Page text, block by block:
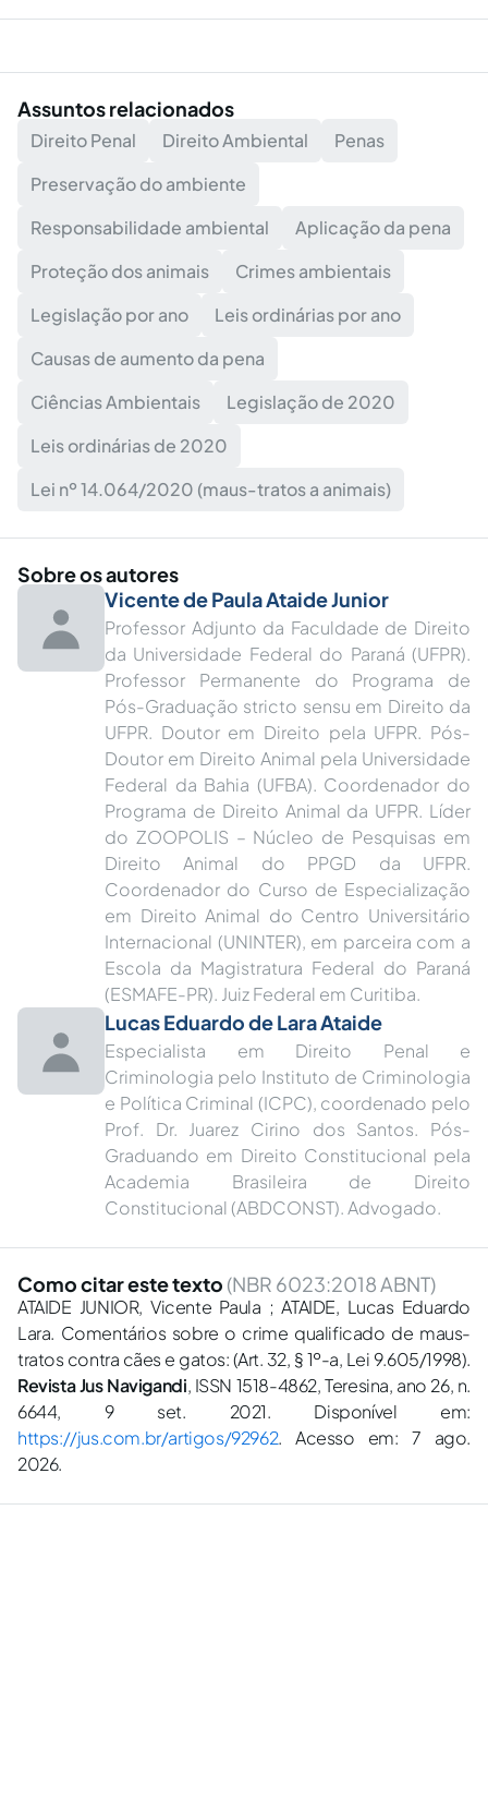
Assuntos relacionados
Direito Penal Direito Ambiental
Penas
Preservação do ambiente
Responsabilidade ambiental
Aplicação da pena
Proteção dos animais
Crimes ambientais
Legislação por ano
Leis ordinárias por ano
Causas de aumento da pena
Ciências Ambientais
Legislação de 2020
Leis ordinárias de 2020
Lei nº 14.064/2020 (maus-tratos a animais)
Sobre os autores
Vicente de Paula Ataide Junior
Professor Adjunto da Faculdade de Direito
da Universidade Federal do Paraná (UFPR).
Professor Permanente do Programa de
Pós-Graduação stricto sensu em Direito da
UFPR. Doutor em Direito pela UFPR. Pós-
Doutor em Direito Animal pela Universidade
Federal da Bahia (UFBA). Coordenador do
Programa de Direito Animal da UFPR. Líder
do ZOOPOLIS – Núcleo de Pesquisas em
Direito Animal do PPGD da UFPR.
Coordenador do Curso de Especialização
em Direito Animal do Centro Universitário
Internacional (UNINTER), em parceira com a
Escola da Magistratura Federal do Paraná
(ESMAFE-PR). Juiz Federal em Curitiba.
Lucas Eduardo de Lara Ataide
Especialista em Direito Penal e
Criminologia pelo Instituto de Criminologia
e Política Criminal (ICPC), coordenado pelo
Prof. Dr. Juarez Cirino dos Santos. Pós-
Graduando em Direito Constitucional pela
Academia Brasileira de Direito
Constitucional (ABDCONST). Advogado.
Como citar este texto (NBR 6023:2018 ABNT)
ATAIDE JUNIOR, Vicente Paula ; ATAIDE, Lucas Eduardo
Lara. Comentários sobre o crime qualificado de maus-
tratos contra cães e gatos: (Art. 32, § 1º-a, Lei 9.605/1998).
Revista Jus Navigandi, ISSN 1518-4862, Teresina, ano 26, n.
6644, 9 set. 2021. Disponível em:
https://jus.com.br/artigos/92962. Acesso em: 7 ago.
2026.